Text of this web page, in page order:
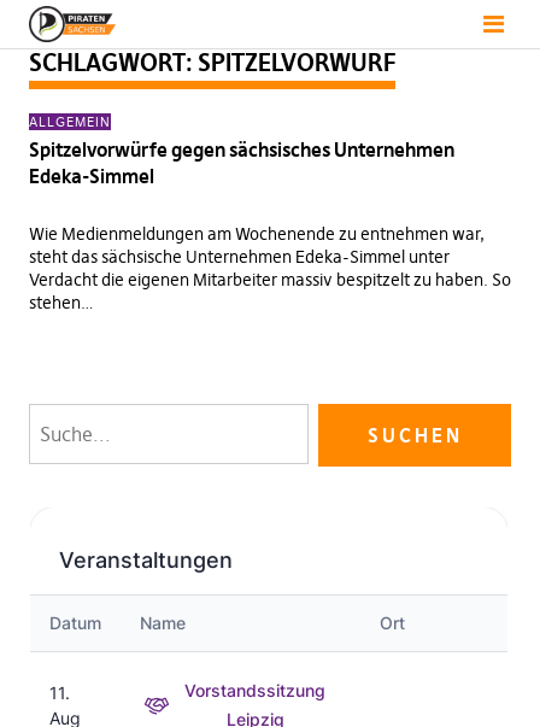
SCHLAGWORT: SPITZELVORWURF
ALLGEMEIN
Spitzelvorwürfe gegen sächsisches Unternehmen
Edeka-Simmel
Wie Medienmeldungen am Wochenende zu entnehmen war,
steht das sächsische Unternehmen Edeka-Simmel unter
Verdacht die eigenen Mitarbeiter massiv bespitzelt zu haben. So
stehen…